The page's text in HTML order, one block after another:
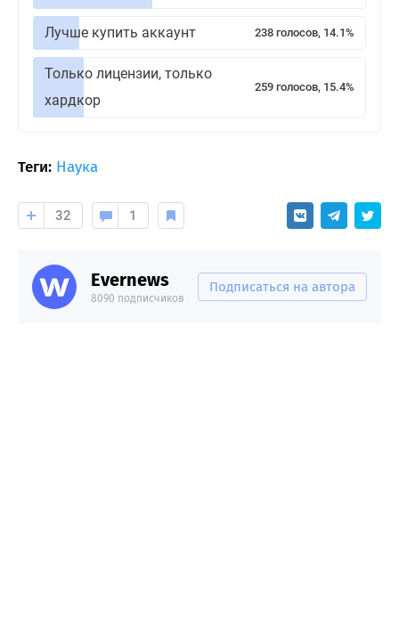
Лучше купить аккаунт 238 голосов, 14.1%
Только лицензии, только
хардкор
259 голосов, 15.4%
Теги: Наука
32 1
Evernews
8090 подписчиков
Подписаться на автора